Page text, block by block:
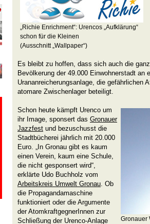
„Richie Enrichment“: Urencos „Aufklärung“
schon für die Kleinen
(Ausschnitt „Wallpaper“)
Es bleibt zu hoffen, dass sich auch die
Bevölkerung der 49.000 Einwohnerstadt an
Urananreicherungsanlage, die gefährlichen
atomare Zwischenlager beteiligt.
Gronauer
Schon heute kämpft Urenco um
ihr Image, sponsert das Gronauer
Jazzfest und bezuschusst die
Stadtbücherei jährlich mit 20.000
Euro. „In Gronau gibt es kaum
einen Verein, kaum eine Schule,
die nicht gesponsert wird“,
erklärte Udo Buchholz vom
Arbeitskreis Umwelt Gronau. Ob
die Propagandamaschine
funktioniert oder die Argumente
der AtomkraftgegnerInnen zur
Schließung der Urenco-Anlage